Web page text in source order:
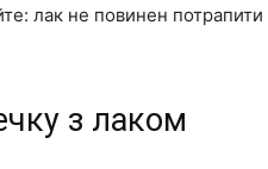
лак не повинен потрапити
з лаком